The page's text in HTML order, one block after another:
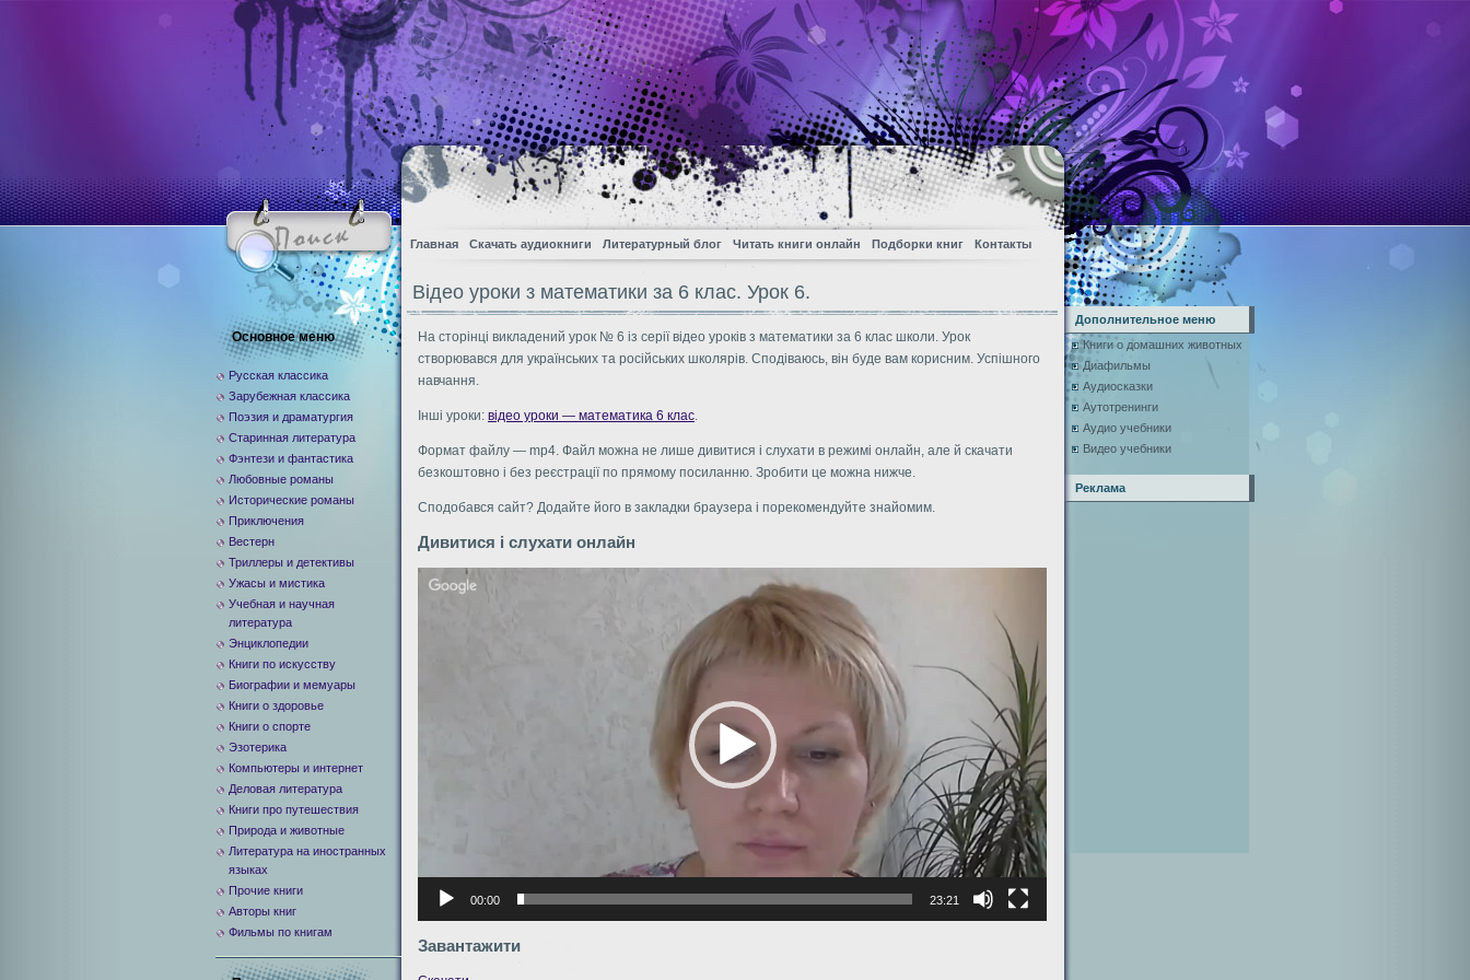
Главная Скачать аудиокниги Литературный блог Читать книги онлайн Подборки книг Контакты
Вiдео уроки з математики за 6 клас. Урок 6.
На сторiнцi викладений урок № 6 iз серiї вiдео урокiв з математики за 6 клас школи. Урок
створювався для українських та росiйських школярiв. Сподiваюсь, вiн буде вам корисним. Успiшного
навчання.
Iншi уроки: відео уроки — математика 6 клас.
Формат файлу — mp4. Файл можна не лише дивитися i cлухати в режимi онлайн, але й скачати
безкоштовно i без реєстрації по прямому посиланню. Зробити це можна нижче.
Сподобався сайт? Додайте його в закладки браузера i порекомендуйте знайомим.
Дивитися i слухати онлайн
Видеоплеер
00:00 23:21
Завантажити
Основное меню
Русская классика
Зарубежная классика
Поэзия и драматургия
Старинная литература
Фэнтези и фантастика
Любовные романы
Исторические романы
Приключения
Вестерн
Триллеры и детективы
Ужасы и мистика
Учебная и научная
литература
Энциклопедии
Книги по искусству
Биографии и мемуары
Книги о здоровье
Книги о спорте
Эзотерика
Компьютеры и интернет
Деловая литература
Книги про путешествия
Природа и животные
Литература на иностранных
языках
Прочие книги
Авторы книг
Фильмы по книгам
Дополнительное меню
Книги о домашних животных
Диафильмы
Аудиосказки
Аутотренинги
Аудио учебники
Видео учебники
Реклама